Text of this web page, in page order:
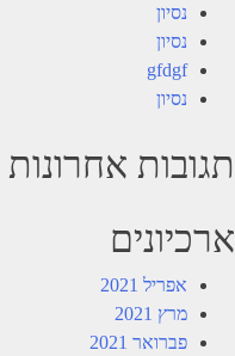
נסיון
נסיון
gfdgf
נסיון
תגובות אחרונות
ארכיונים
אפריל 2021
מרץ 2021
פברואר 2021